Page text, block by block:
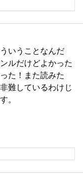
いうことなんだ
ルだけどよかった
た！また読みた
難しているわけじ
。